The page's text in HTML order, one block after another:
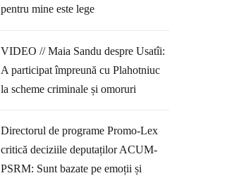
pentru mine este lege
VIDEO // Maia Sandu despre Usatîi:
A participat împreună cu Plahotniuc
la scheme criminale și omoruri
Directorul de programe Promo-Lex
critică deciziile deputaților ACUM-
PSRM: Sunt bazate pe emoții și